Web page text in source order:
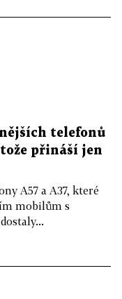
telefonů
přináší jen
A57 a A37, které
mobilům s